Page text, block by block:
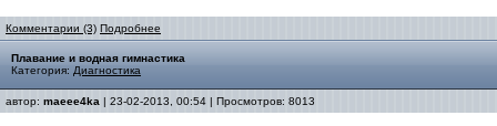
Комментарии (3) Подробнее
Плавание и водная гимнастика
Категория: Диагностика
автор: maeee4ka | 23-02-2013, 00:54 | Просмотров: 8013